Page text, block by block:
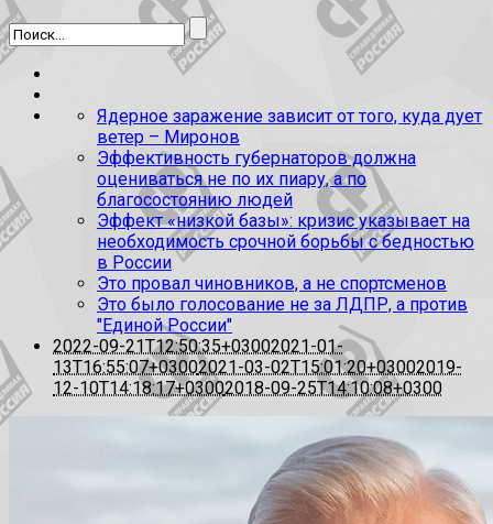
Ядерное заражение зависит от того, куда дует
ветер – Миронов
Эффективность губернаторов должна
оцениваться не по их пиару, а по
благосостоянию людей
Эффект «низкой базы»: кризис указывает на
необходимость срочной борьбы с бедностью
в России
Это провал чиновников, а не спортсменов
Это было голосование не за ЛДПР, а против
"Единой России"
2022-09-21T12:50:35+03002021-01-
13T16:55:07+03002021-03-02T15:01:20+03002019-
12-10T14:18:17+03002018-09-25T14:10:08+0300